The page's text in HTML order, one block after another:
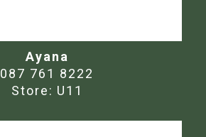
Ayana
087 761 8222
Store: U11